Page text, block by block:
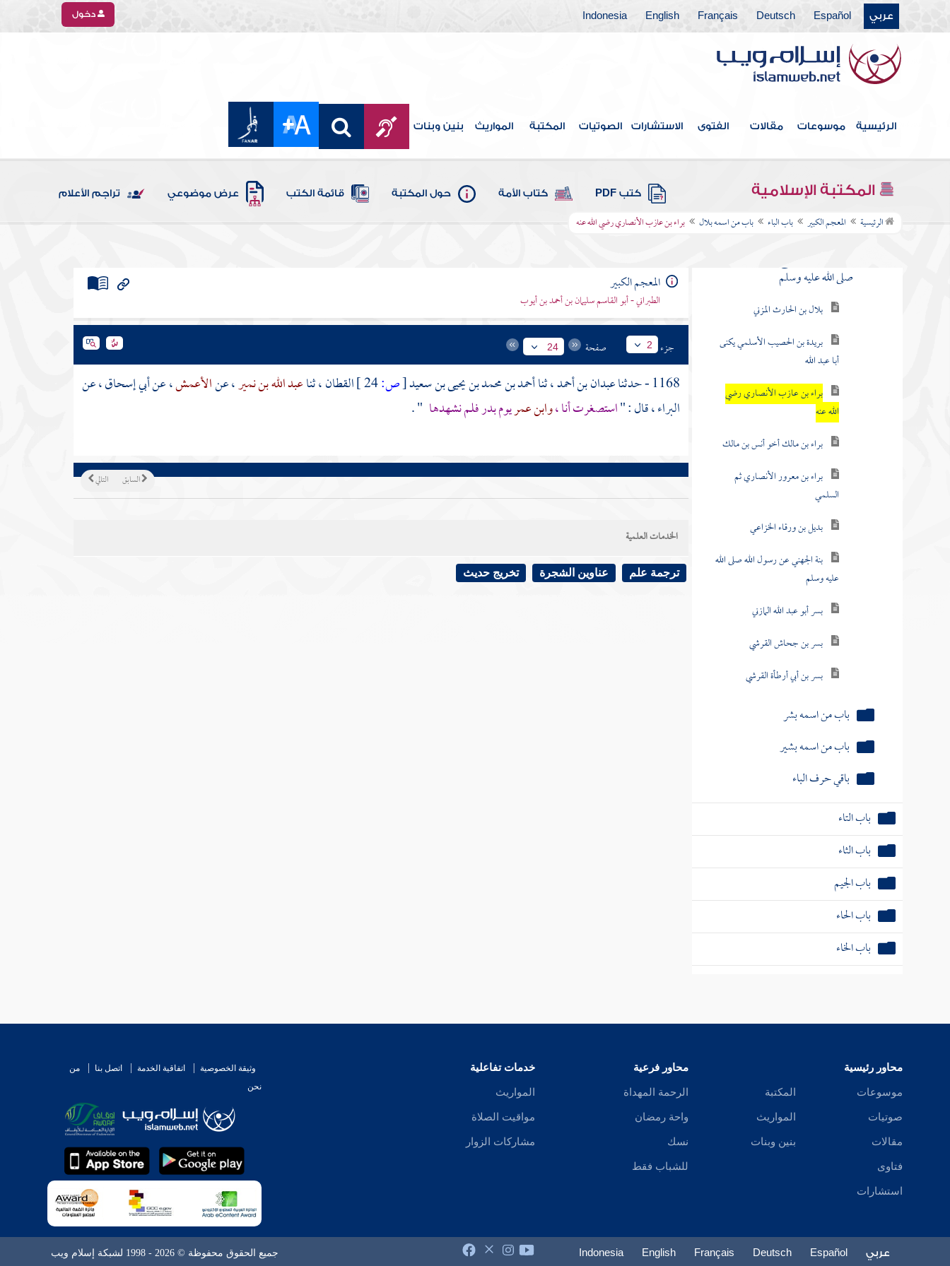
عربي Español
Deutsch
Français
English
Indonesia دخول
الرئيسية موسوعات مقالات الفتوى الاستشارات الصوتيات المكتبة المواريث بنين وبنات
المكتبة الإسلامية كتب PDF كتاب الأمة حول المكتبة قائمة الكتب عرض موضوعي تراجم الأعلام
الرئيسية المعجم الكبير باب الباء باب من اسمه بلال براء بن عازب الأنصاري رضي الله عنه
فهرس الكتاب
باب من اسمه بلال
صلى الله عليه وسلم
بلال بن الحارث المزني
بريدة بن الحصيب الأسلمي يكنى
أبا عبد الله
براء بن عازب الأنصاري رضي
الله عنه
براء بن مالك أخو أنس بن مالك
براء بن معرور الأنصاري ثم
السلمي
بديل بن ورقاء الخزاعي
بنة الجهني عن رسول الله صلى الله
عليه وسلم
بسر أبو عبد الله المازني
بسر بن جحاش القرشي
بسر بن أبي أرطأة القرشي
باب من اسمه بشر
باب من اسمه بشير
باقي حرف الباء
باب التاء
باب الثاء
باب الجيم
باب الحاء
باب الخاء
باب الزاي
باب الطاء
المعجم الكبير
الطبراني - أبو القاسم سليمان بن أحمد بن أيوب
جزء 2 صفحة 24
1168 - حدثنا عبدان بن أحمد، ثناأحمد بن محمد بن يحيى بن سعيد[ص: القطان، ثناعبد الله بن نمير، عنالأعمش، عنأبي إسحاق، عن
البراء، قال : "استصغرت أنا ،وابن عمريومبدرفلم نشهدها " .
التالي السابق
الخدمات العلمية
ترجمة علم عناوين الشجرة تخريج حديث
محاور رئيسية
موسوعات
صوتيات
مقالات
فتاوى
استشارات
المكتبة
المواريث
بنين وبنات
محاور فرعية
الرحمة المهداة
واحة رمضان
نسك
للشباب فقط
خدمات تفاعلية
المواريث
مواقيت الصلاة
مشاركات الزوار
وثيقة الخصوصية اتفاقية الخدمة اتصل بنا
من
نحن
عربي Español
Deutsch
Français
English
Indonesia جميع الحقوق محفوظة © 2026 - 1998 لشبكة إسلام ويب